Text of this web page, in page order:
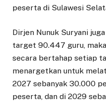
peserta di Sulawesi
Dirjen Nunuk Suryani
target 90.447 guru,
secara bertahap setiap
menargetkan untuk
2027 sebanyak 30.000
peserta, dan di 2029